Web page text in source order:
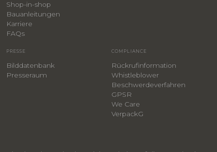
Shop-in-shop
Bauanleitungen
​Karriere
FAQs
PRESSE
Bilddatenbank
Presseraum
COMPLIANCE
Rückrufinformation
Whistleblower
​Beschwerdeverfahren
GPSR
We Care
VerpackG